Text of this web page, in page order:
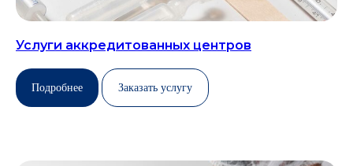
Услуги аккредитованных центров
Подробнее Заказать услугу